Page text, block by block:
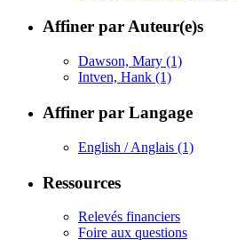
Affiner par Auteur(e)s
Dawson, Mary (1)
Intven, Hank (1)
Affiner par Langage
English / Anglais (1)
Ressources
Relevés financiers
Foire aux questions